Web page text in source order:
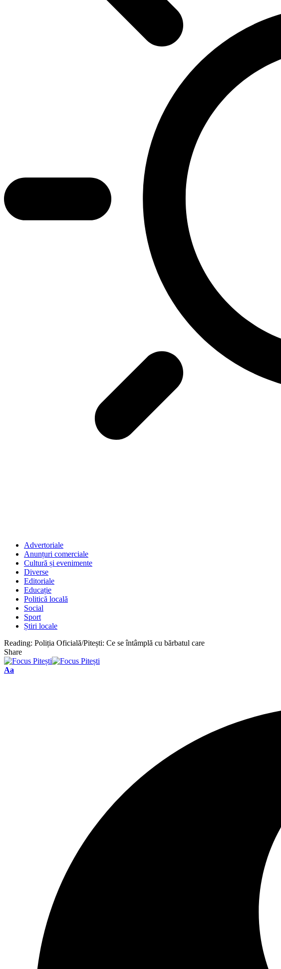
Advertoriale
Anunțuri comerciale
Cultură și evenimente
Diverse
Editoriale
Educație
Politică locală
Social
Sport
Știri locale
Reading: Poliția Oficială/Pitești: Ce se întâmplă cu bărbatul care
Share
Font
Aa